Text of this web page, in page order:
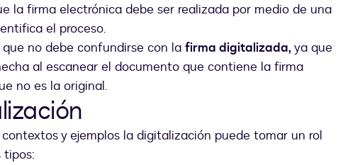
la firma electrónica debe ser realizada por medio de una
el proceso.
no debe confundirse con la firma digitalizada, ya que
al escanear el documento que contiene la firma
no es la original.
y ejemplos la digitalización puede tomar un rol
tipos: